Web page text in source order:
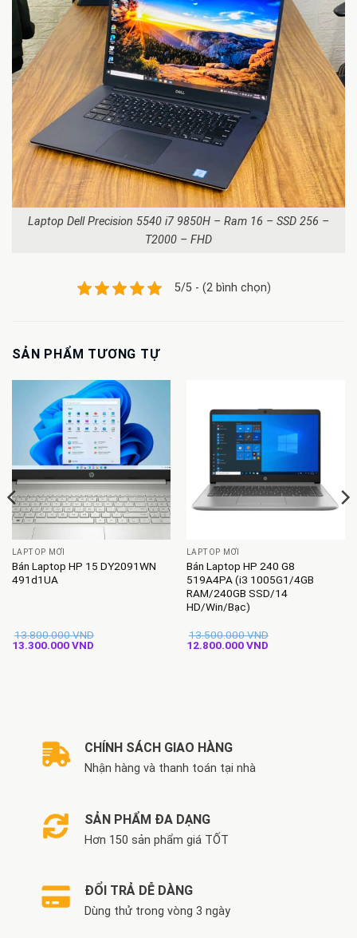
Laptop Dell Precision 5540 i7 9850H – Ram 16 – SSD 256 –
T2000 – FHD
5/5 - (2 bình chọn)
SẢN PHẨM TƯƠNG TỰ
LAPTOP MỚI
Bán Laptop HP 15 DY2091WN
491d1UA
13.800.000VND
Giá
13.300.000VNDGiá
LAPTOP MỚI
Bán Laptop HP 240 G8
519A4PA (i3 1005G1/4GB
RAM/240GB SSD/14
HD/Win/Bạc)
13.500.000VND
Giá
12.800.000VNDGiá
CHÍNH SÁCH GIAO HÀNG
Nhận hàng và thanh toán tại nhà
SẢN PHẨM ĐA DẠNG
Hơn 150 sản phẩm giá TỐT
ĐỔI TRẢ DỄ DÀNG
Dùng thử trong vòng 3 ngày